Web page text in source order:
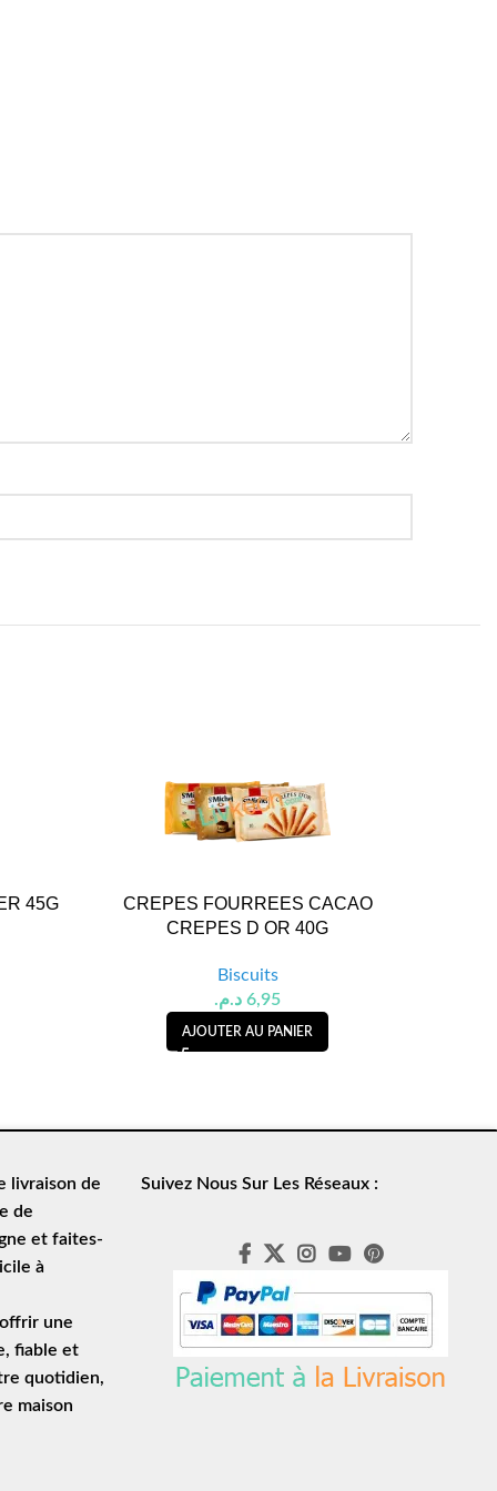
45G
CREPES FOURREES CACAO
CREPES D OR 40G
Biscuits
6,95 د.م.
AJOUTER AU PANIER
livraison de
de
et faites-
à
une
, fiable et
quotidien,
maison
Suivez Nous Sur Les Réseaux :